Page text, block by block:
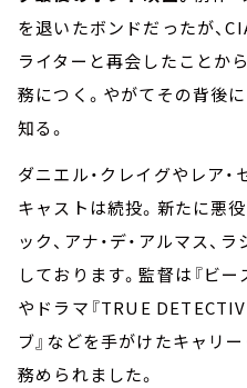
を退いたボンドだったが、
ライターと再会したことか
務につく。やがてその背後
知る。
ダニエル・クレイグやレア
キャストは続投。新たに悪
ック、アナ・デ・アルマス、
しております。監督は『ビー
やドラマ『TRUE
ブ』などを手がけたキャリ
務められました。